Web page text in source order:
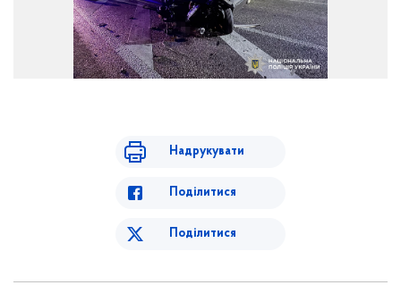
Надрукувати
Поділитися
Поділитися